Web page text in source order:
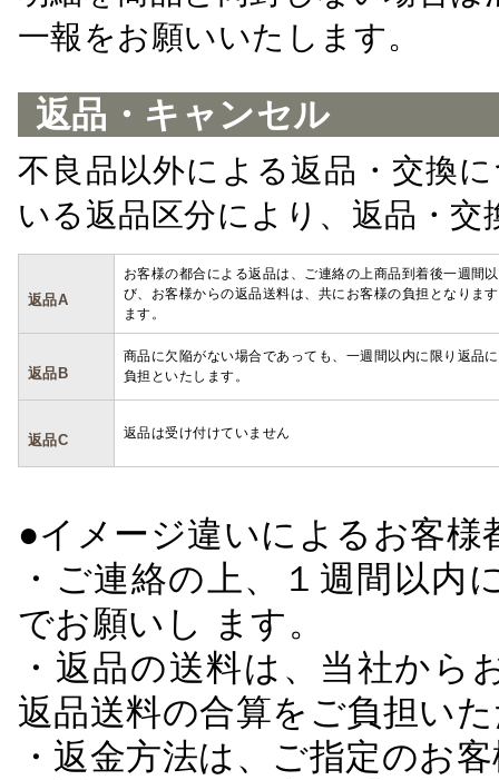
一報をお願いいたします。
返品・キャンセル
不良品以外による返品・交換
いる返品区分により、返品・
返品A
お客様の都合による返品は、ご連絡の上商品到着後一週間
び、お客様からの返品送料は、共にお客様の負担となりま
ます。
返品B
商品に欠陥がない場合であっても、一週間以内に限り返品
負担といたします。
返品C 返品は受け付けていません
●イメージ違いによるお客
・ご連絡の上、１週間以
でお願いし ます。
・返品の送料は、当社か
返品送料の合算をご負担い
・返金方法は、ご指定のお